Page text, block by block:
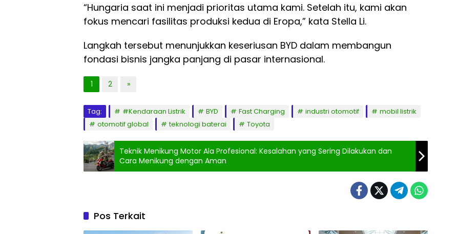
“Hungaria saat ini menjadi prioritas utama kami. Setelah itu, kami akan
fokus mencari fasilitas produksi kedua di Eropa,” kata Stella Li.
Langkah tersebut menunjukkan keseriusan BYD dalam membangun
fondasi bisnis jangka panjang di pasar internasional.
1 2 »
Tag: #Kendaraan Listrik BYD Fast Charging industri otomotif
mobil listrik
otomotif global
teknologi baterai Toyota
Teknik Menikung Motor Ala Profesional: Kesalahan yang Sering Dilakukan dan
Cara Menikung dengan Aman
Pos Terkait